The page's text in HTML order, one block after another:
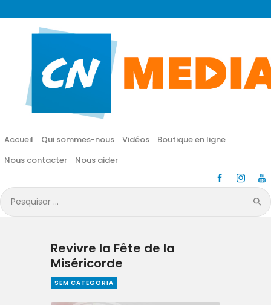
Accueil Qui sommes-nous Vidéos
Boutique en ligne
Nous contacter
Nous aider
Pesquisar
por:
CN MÉDIA
Une vie nouvelle en JESUS !
Accueil
Vidéos
Boutique en ligne
Nous aider
Revivre la Fête de la
Miséricorde
SEM CATEGORIA